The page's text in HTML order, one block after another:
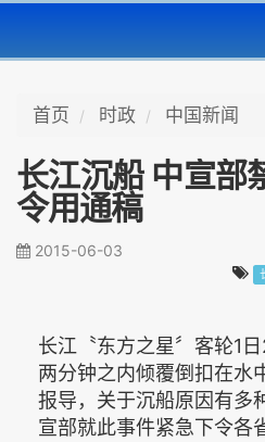
首页 时政 中国新闻
长江沉船 中宣部
令用通稿
2015-06-03
长江〝东方之星〞客轮1
两分钟之内倾覆倒扣在水
报导，关于沉船原因有多
宣部就此事件紧急下令各